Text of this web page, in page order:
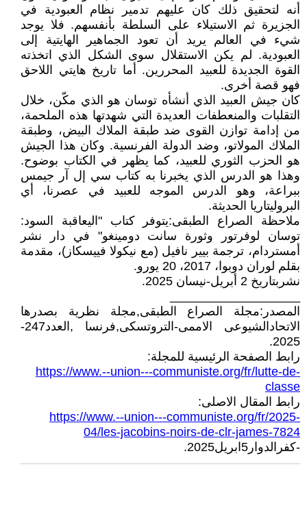
أنه لتحقيق ذلك كان عليهم تدمير نظام العبودية في
الجزيرة ثم الاستيلاء على السلطة بأنفسهم. فلا يوجد
شيء في العالم يريد أن تعود الجماهير الهايتية إلى
العبودية. لم يكن الاستقلال سوى الشكل الذي اتخذته
القوة الجديدة للعبيد المحررين. أما تاريخ هايتي اللاحق
فهو قصة أخرى.
كان جيش العبيد الذي أنشأه توسان هو الذي مكّن، خلال
التقلبات والمنعطفات العديدة التي شهدتها هذه الملحمة،
من إدامة توازن القوى ضد طبقة الملاك البيض، وطبقة
الملاك المولاتو، وضد الدولة الفرنسية. وكان هذا الجيش
هو الحزب الثوري للعبيد، كما يظهر في الكتاب بوضوح.
وهذا هو الدرس الذي يخبرنا به كتاب سي إل آر جيمس
ببراعة، وهو الدرس الموجه للعبيد في عصرنا، أي
البروليتاريا الحديثة.
ملاحظة الصراع الطبقى:يتوفر كتاب "اليعاقبة السود:
توسان لوفرتور وثورة سانت دومينغو" في دار نشر
أمستردام، ترجمة بيير نافيل (مع نيكولا فييسكاز)، مقدمة
بقلم لوران دوبوا، 2017، 20 يورو.
نشربتاريخ 2 أبريل-نيسان 2025.
المصدر:مجلة الصراع الطبقى,مجلة نظرية بصدرها
الاتحادالشيوعى الاممى-التروتسكى,فرنسا ,العدد247-
2025.
رابط الصفحة الرئيسية للمجلة:
https://www.--union---communiste.org/fr/lutte-de-
classe
رابط المقال الاصلى:
https://www.--union---communiste.org/fr/2025-
04/les-jacobins-noirs-de-clr-james-7824
-كفرالدوار5ابريل2025.